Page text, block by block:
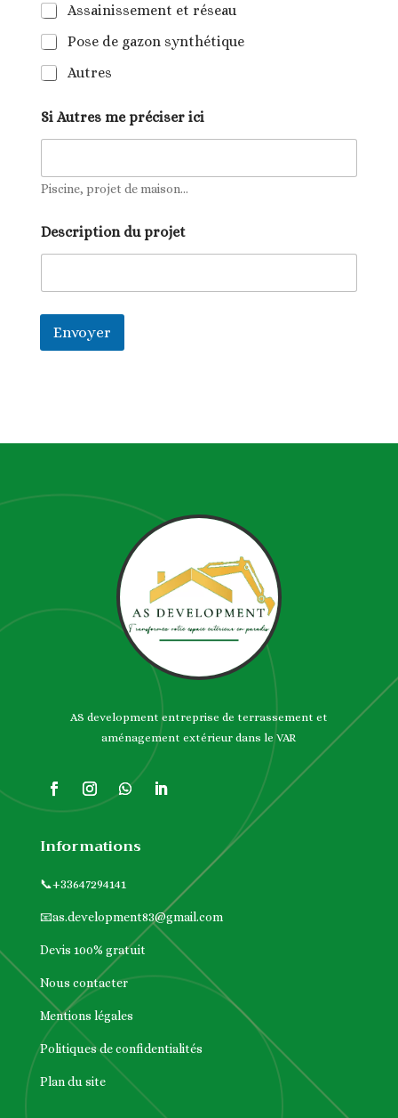
Assainissement et réseau
Pose de gazon synthétique
Autres
Si Autres me préciser ici
Piscine, projet de maison...
Description du projet
Envoyer
AS development entreprise de terrassement et
aménagement extérieur dans le VAR
Informations
📞+33647294141
📧as.development83@gmail.com
Devis 100% gratuit
Nous contacter
Mentions légales
Politiques de confidentialités
Plan du site